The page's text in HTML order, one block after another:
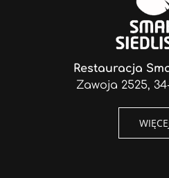
Restauracja
Zawoja 2525,